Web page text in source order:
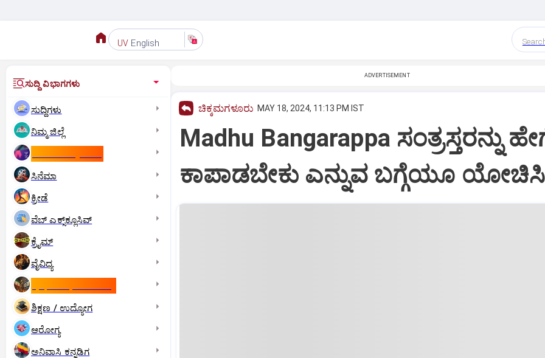
UV English
ಸುದ್ದಿ ವಿಭಾಗಗಳು
ಸುದ್ದಿಗಳು
ನಿಮ್ಮ ಜಿಲ್ಲೆ
ಸಿನೆಮಾ
ಕ್ರೀಡೆ
ವೆಬ್ ಎಕ್ಸ್‌ಕ್ಲೂಸಿವ್
ಕ್ರೈಮ್
ವೈವಿಧ್ಯ
ಶಿಕ್ಷಣ / ಉದ್ಯೋಗ
ಆರೋಗ್ಯ
ಅನಿವಾಸಿ ಕನ್ನಡಿಗ
ADVERTISEMENT
ಚಿಕ್ಕಮಗಳೂರು MAY 18, 2024, 11:13 PM IST
Madhu Bangarappa ಸಂತ್ರಸ್ತರನ್ನು
ಕಾಪಾಡಬೇಕು ಎನ್ನುವ ಬಗ್ಗೆಯೂ ಯೋಚಿಸಿ